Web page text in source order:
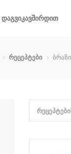
დაგვიკავშირდით
რეცეპტები